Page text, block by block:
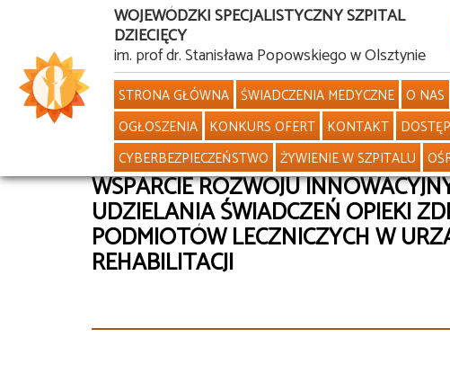
treści
WOJEWÓDZKI SPECJALISTYCZNY SZPITAL
DZIECIĘCY
im. prof dr. Stanisława Popowskiego w Olsztynie
STRONA GŁÓWNA ŚWIADCZENIA MEDYCZNE O NAS
OGŁOSZENIA KONKURS OFERT KONTAKT
CYBERBEZPIECZEŃSTWO ŻYWIENIE W SZPITALU
WSPARCIE ROZWOJU
UDZIELANIA ŚWIADCZEŃ OPIEKI
PODMIOTÓW LECZNICZYCH W
REHABILITACJI